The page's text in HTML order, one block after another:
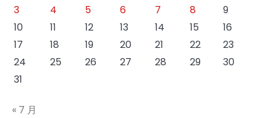
3
4 5 6 7 8
9
10
11 12 13 14 15
16
17
18 19 20 21 22
23
24
25 26 27 28 29
30
31
« 7 月